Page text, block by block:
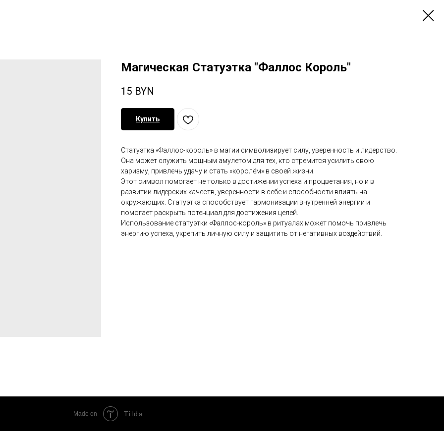
Магическая Статуэтка "Фаллос Король"
15 BYN
Купить
Статуэтка «Фаллос-король» в магии символизирует силу, уверенность и лидерство.
Она может служить мощным амулетом для тех, кто стремится усилить свою
харизму, привлечь удачу и стать «королём» в своей жизни.
Этот символ помогает не только в достижении успеха и процветания, но и в
развитии лидерских качеств, уверенности в себе и способности влиять на
окружающих. Статуэтка способствует гармонизации внутренней энергии и
помогает раскрыть потенциал для достижения целей.
Использование статуэтки «Фаллос-король» в ритуалах может помочь привлечь
энергию успеха, укрепить личную силу и защитить от негативных воздействий.
Made on Tilda